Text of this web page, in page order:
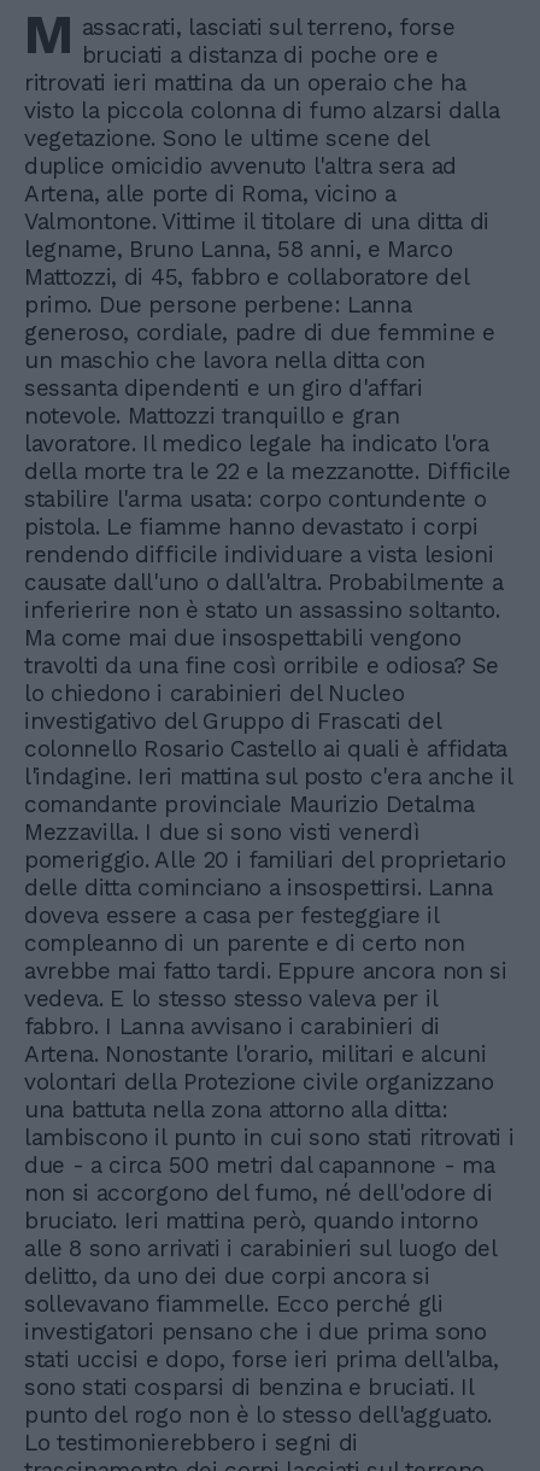
M assacrati, lasciati sul terreno, forse
bruciati a distanza di poche ore e
ritrovati ieri mattina da un operaio che ha
visto la piccola colonna di fumo alzarsi dalla
vegetazione. Sono le ultime scene del
duplice omicidio avvenuto l'altra sera ad
Artena, alle porte di Roma, vicino a
Valmontone. Vittime il titolare di una ditta di
legname, Bruno Lanna, 58 anni, e Marco
Mattozzi, di 45, fabbro e collaboratore del
primo. Due persone perbene: Lanna
generoso, cordiale, padre di due femmine e
un maschio che lavora nella ditta con
sessanta dipendenti e un giro d'affari
notevole. Mattozzi tranquillo e gran
lavoratore. Il medico legale ha indicato l'ora
della morte tra le 22 e la mezzanotte. Difficile
stabilire l'arma usata: corpo contundente o
pistola. Le fiamme hanno devastato i corpi
rendendo difficile individuare a vista lesioni
causate dall'uno o dall'altra. Probabilmente a
inferierire non è stato un assassino soltanto.
Ma come mai due insospettabili vengono
travolti da una fine così orribile e odiosa? Se
lo chiedono i carabinieri del Nucleo
investigativo del Gruppo di Frascati del
colonnello Rosario Castello ai quali è affidata
l'indagine. Ieri mattina sul posto c'era anche il
comandante provinciale Maurizio Detalma
Mezzavilla. I due si sono visti venerdì
pomeriggio. Alle 20 i familiari del proprietario
delle ditta cominciano a insospettirsi. Lanna
doveva essere a casa per festeggiare il
compleanno di un parente e di certo non
avrebbe mai fatto tardi. Eppure ancora non si
vedeva. E lo stesso stesso valeva per il
fabbro. I Lanna avvisano i carabinieri di
Artena. Nonostante l'orario, militari e alcuni
volontari della Protezione civile organizzano
una battuta nella zona attorno alla ditta:
lambiscono il punto in cui sono stati ritrovati i
due - a circa 500 metri dal capannone - ma
non si accorgono del fumo, né dell'odore di
bruciato. Ieri mattina però, quando intorno
alle 8 sono arrivati i carabinieri sul luogo del
delitto, da uno dei due corpi ancora si
sollevavano fiammelle. Ecco perché gli
investigatori pensano che i due prima sono
stati uccisi e dopo, forse ieri prima dell'alba,
sono stati cosparsi di benzina e bruciati. Il
punto del rogo non è lo stesso dell'agguato.
Lo testimonierebbero i segni di